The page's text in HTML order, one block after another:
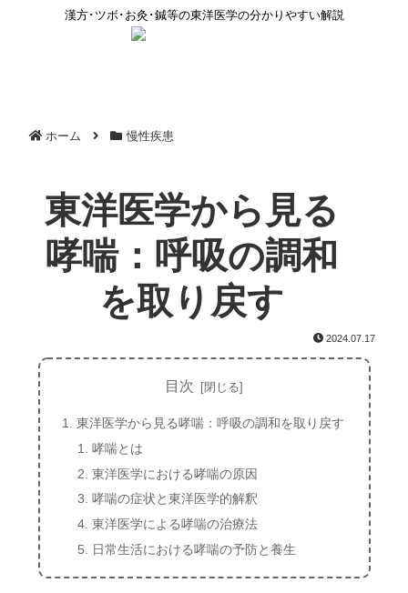
漢方･ツボ･お灸･鍼等の東洋医学の分かりやすい解説
ホーム 慢性疾患
東洋医学から見る
哮喘：呼吸の調和
を取り戻す
2024.07.17
目次
東洋医学から見る哮喘：呼吸の調和を取り戻す
哮喘とは
東洋医学における哮喘の原因
哮喘の症状と東洋医学的解釈
東洋医学による哮喘の治療法
日常生活における哮喘の予防と養生